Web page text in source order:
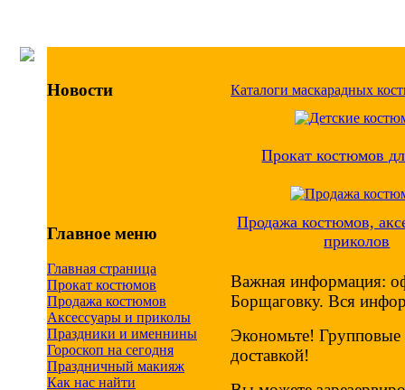
Новости
Главное меню
Главная страница
Прокат костюмов
Продажа костюмов
Аксессуары и приколы
Праздники и именнины
Гороскоп на сегодня
Праздничный макияж
Как нас найти
Каталоги маскарадных
Прокат костюмов
Продажа костюмов,
приколов
Важная информация:
Борщаговку. Вся
Экономьте! Групповые
доставкой!